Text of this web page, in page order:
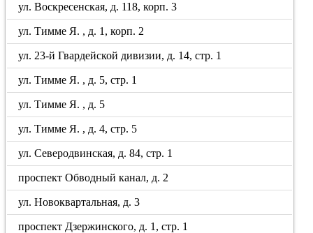
ул. Воскресенская, д. 118, корп. 3
ул. Тимме Я. , д. 1, корп. 2
ул. 23-й Гвардейской дивизии, д. 14, стр. 1
ул. Тимме Я. , д. 5, стр. 1
ул. Тимме Я. , д. 5
ул. Тимме Я. , д. 4, стр. 5
ул. Северодвинская, д. 84, стр. 1
проспект Обводный канал, д. 2
ул. Новоквартальная, д. 3
проспект Дзержинского, д. 1, стр. 1